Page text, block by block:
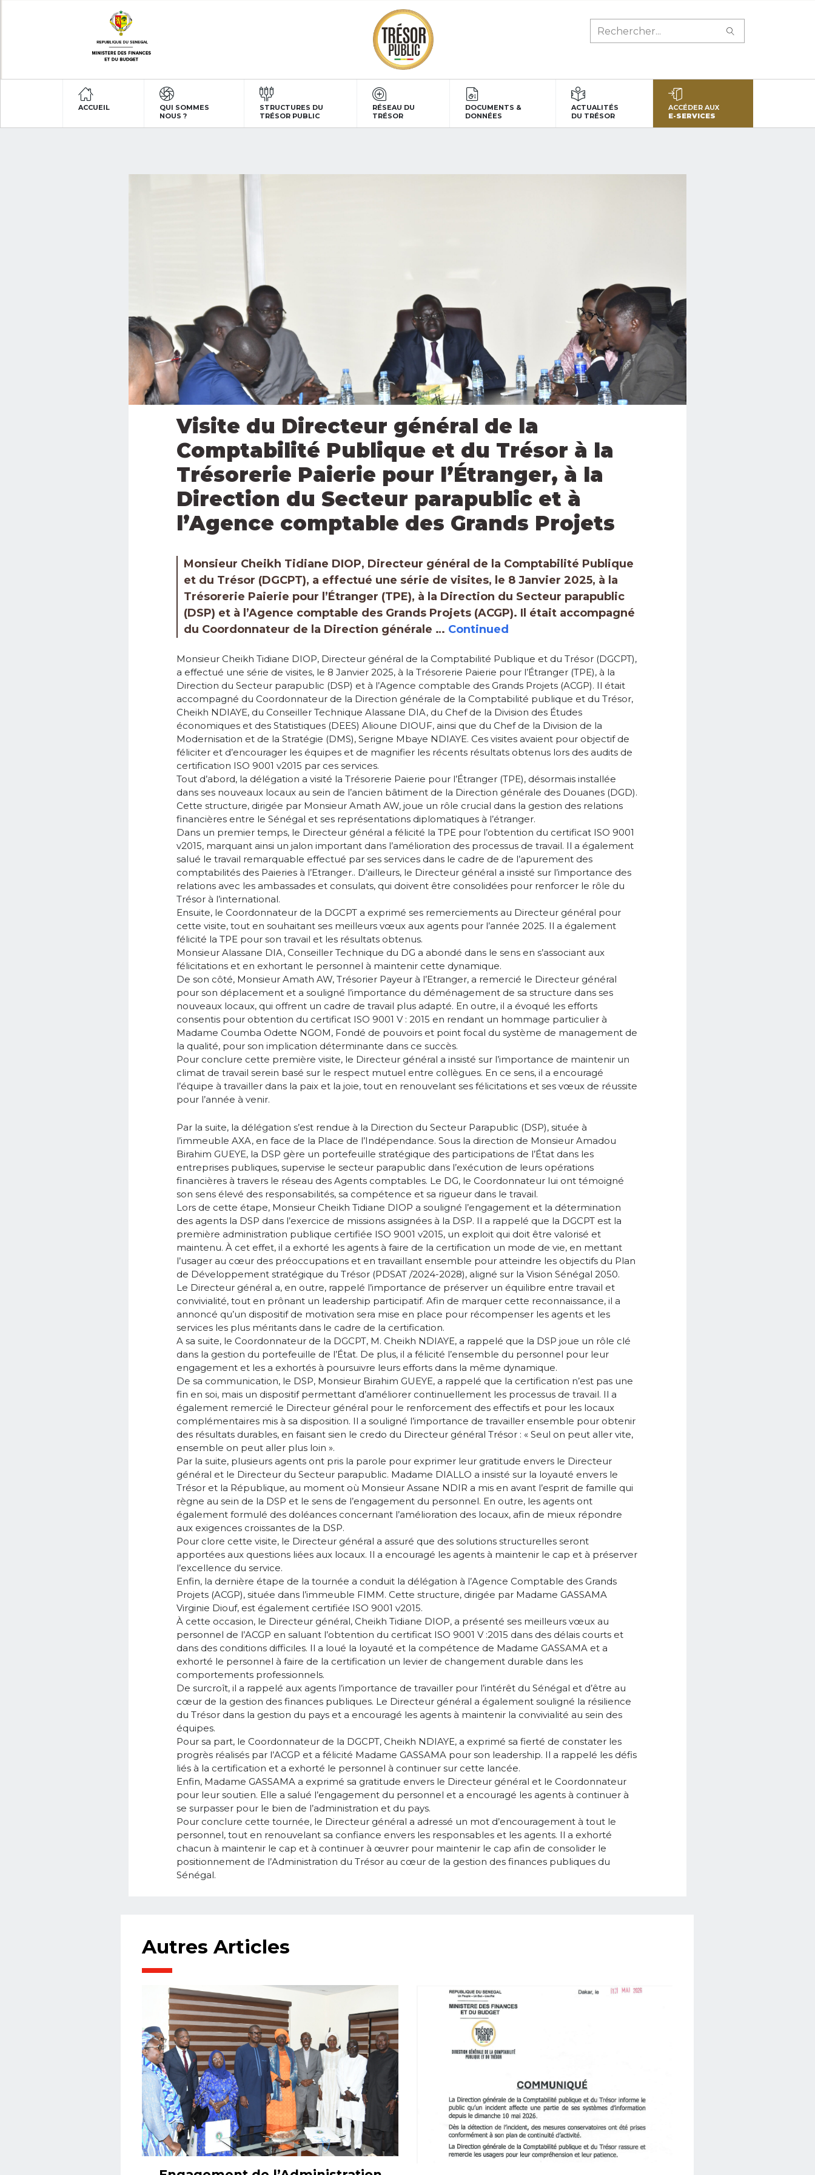
ACCUEIL
QUI SOMMES
NOUS ?
STRUCTURES DU
TRÉSOR PUBLIC
RÉSEAU DU
TRÉSOR
DOCUMENTS &
DONNÉES
ACTUALITÉS
DU TRÉSOR
ACCÉDER AUX
E-SERVICES
Visite du Directeur général de la
Comptabilité Publique et du Trésor à la
Trésorerie Paierie pour l’Étranger, à la
Direction du Secteur parapublic et à
l’Agence comptable des Grands Projets
Monsieur Cheikh Tidiane DIOP, Directeur général de la Comptabilité Publique
et du Trésor (DGCPT), a effectué une série de visites, le 8 Janvier 2025, à la
Trésorerie Paierie pour l’Étranger (TPE), à la Direction du Secteur parapublic
(DSP) et à l’Agence comptable des Grands Projets (ACGP). Il était accompagné
du Coordonnateur de la Direction générale … Continued
Monsieur Cheikh Tidiane DIOP, Directeur général de la Comptabilité Publique et du Trésor (DGCPT),
a effectué une série de visites, le 8 Janvier 2025, à la Trésorerie Paierie pour l’Étranger (TPE), à la
Direction du Secteur parapublic (DSP) et à l’Agence comptable des Grands Projets (ACGP). Il était
accompagné du Coordonnateur de la Direction générale de la Comptabilité publique et du Trésor,
Cheikh NDIAYE, du Conseiller Technique Alassane DIA, du Chef de la Division des Études
économiques et des Statistiques (DEES) Alioune DIOUF, ainsi que du Chef de la Division de la
Modernisation et de la Stratégie (DMS), Serigne Mbaye NDIAYE. Ces visites avaient pour objectif de
féliciter et d’encourager les équipes et de magnifier les récents résultats obtenus lors des audits de
certification ISO 9001 v2015 par ces services.
Tout d’abord, la délégation a visité la Trésorerie Paierie pour l’Étranger (TPE), désormais installée
dans ses nouveaux locaux au sein de l’ancien bâtiment de la Direction générale des Douanes (DGD).
Cette structure, dirigée par Monsieur Amath AW, joue un rôle crucial dans la gestion des relations
financières entre le Sénégal et ses représentations diplomatiques à l’étranger.
Dans un premier temps, le Directeur général a félicité la TPE pour l’obtention du certificat ISO 9001
v2015, marquant ainsi un jalon important dans l’amélioration des processus de travail. Il a également
salué le travail remarquable effectué par ses services dans le cadre de de l’apurement des
comptabilités des Paieries à l’Etranger.. D’ailleurs, le Directeur général a insisté sur l’importance des
relations avec les ambassades et consulats, qui doivent être consolidées pour renforcer le rôle du
Trésor à l’international.
Ensuite, le Coordonnateur de la DGCPT a exprimé ses remerciements au Directeur général pour
cette visite, tout en souhaitant ses meilleurs vœux aux agents pour l’année 2025. Il a également
félicité la TPE pour son travail et les résultats obtenus.
Monsieur Alassane DIA, Conseiller Technique du DG a abondé dans le sens en s’associant aux
félicitations et en exhortant le personnel à maintenir cette dynamique.
De son côté, Monsieur Amath AW, Trésorier Payeur à l’Etranger, a remercié le Directeur général
pour son déplacement et a souligné l’importance du déménagement de sa structure dans ses
nouveaux locaux, qui offrent un cadre de travail plus adapté. En outre, il a évoqué les efforts
consentis pour obtention du certificat ISO 9001 V : 2015 en rendant un hommage particulier à
Madame Coumba Odette NGOM, Fondé de pouvoirs et point focal du système de management de
la qualité, pour son implication déterminante dans ce succès.
Pour conclure cette première visite, le Directeur général a insisté sur l’importance de maintenir un
climat de travail serein basé sur le respect mutuel entre collègues. En ce sens, il a encouragé
l’équipe à travailler dans la paix et la joie, tout en renouvelant ses félicitations et ses vœux de réussite
pour l’année à venir.
Par la suite, la délégation s’est rendue à la Direction du Secteur Parapublic (DSP), située à
l’immeuble AXA, en face de la Place de l’Indépendance. Sous la direction de Monsieur Amadou
Birahim GUEYE, la DSP gère un portefeuille stratégique des participations de l’État dans les
entreprises publiques, supervise le secteur parapublic dans l’exécution de leurs opérations
financières à travers le réseau des Agents comptables. Le DG, le Coordonnateur lui ont témoigné
son sens élevé des responsabilités, sa compétence et sa rigueur dans le travail.
Lors de cette étape, Monsieur Cheikh Tidiane DIOP a souligné l’engagement et la détermination
des agents la DSP dans l’exercice de missions assignées à la DSP. Il a rappelé que la DGCPT est la
première administration publique certifiée ISO 9001 v2015, un exploit qui doit être valorisé et
maintenu. À cet effet, il a exhorté les agents à faire de la certification un mode de vie, en mettant
l’usager au cœur des préoccupations et en travaillant ensemble pour atteindre les objectifs du Plan
de Développement stratégique du Trésor (PDSAT /2024-2028), aligné sur la Vision Sénégal 2050.
Le Directeur général a, en outre, rappelé l’importance de préserver un équilibre entre travail et
convivialité, tout en prônant un leadership participatif. Afin de marquer cette reconnaissance, il a
annoncé qu’un dispositif de motivation sera mise en place pour récompenser les agents et les
services les plus méritants dans le cadre de la certification.
A sa suite, le Coordonnateur de la DGCPT, M. Cheikh NDIAYE, a rappelé que la DSP joue un rôle clé
dans la gestion du portefeuille de l’État. De plus, il a félicité l’ensemble du personnel pour leur
engagement et les a exhortés à poursuivre leurs efforts dans la même dynamique.
De sa communication, le DSP, Monsieur Birahim GUEYE, a rappelé que la certification n’est pas une
fin en soi, mais un dispositif permettant d’améliorer continuellement les processus de travail. Il a
également remercié le Directeur général pour le renforcement des effectifs et pour les locaux
complémentaires mis à sa disposition. Il a souligné l’importance de travailler ensemble pour obtenir
des résultats durables, en faisant sien le credo du Directeur général Trésor : « Seul on peut aller vite,
ensemble on peut aller plus loin ».
Par la suite, plusieurs agents ont pris la parole pour exprimer leur gratitude envers le Directeur
général et le Directeur du Secteur parapublic. Madame DIALLO a insisté sur la loyauté envers le
Trésor et la République, au moment où Monsieur Assane NDIR a mis en avant l’esprit de famille qui
règne au sein de la DSP et le sens de l’engagement du personnel. En outre, les agents ont
également formulé des doléances concernant l’amélioration des locaux, afin de mieux répondre
aux exigences croissantes de la DSP.
Pour clore cette visite, le Directeur général a assuré que des solutions structurelles seront
apportées aux questions liées aux locaux. Il a encouragé les agents à maintenir le cap et à préserver
l’excellence du service.
Enfin, la dernière étape de la tournée a conduit la délégation à l’Agence Comptable des Grands
Projets (ACGP), située dans l’immeuble FIMM. Cette structure, dirigée par Madame GASSAMA
Virginie Diouf, est également certifiée ISO 9001 v2015.
À cette occasion, le Directeur général, Cheikh Tidiane DIOP, a présenté ses meilleurs vœux au
personnel de l’ACGP en saluant l’obtention du certificat ISO 9001 V :2015 dans des délais courts et
dans des conditions difficiles. Il a loué la loyauté et la compétence de Madame GASSAMA et a
exhorté le personnel à faire de la certification un levier de changement durable dans les
comportements professionnels.
De surcroît, il a rappelé aux agents l’importance de travailler pour l’intérêt du Sénégal et d’être au
cœur de la gestion des finances publiques. Le Directeur général a également souligné la résilience
du Trésor dans la gestion du pays et a encouragé les agents à maintenir la convivialité au sein des
équipes.
Pour sa part, le Coordonnateur de la DGCPT, Cheikh NDIAYE, a exprimé sa fierté de constater les
progrès réalisés par l’ACGP et a félicité Madame GASSAMA pour son leadership. Il a rappelé les défis
liés à la certification et a exhorté le personnel à continuer sur cette lancée.
Enfin, Madame GASSAMA a exprimé sa gratitude envers le Directeur général et le Coordonnateur
pour leur soutien. Elle a salué l’engagement du personnel et a encouragé les agents à continuer à
se surpasser pour le bien de l’administration et du pays.
Pour conclure cette tournée, le Directeur général a adressé un mot d’encouragement à tout le
personnel, tout en renouvelant sa confiance envers les responsables et les agents. Il a exhorté
chacun à maintenir le cap et à continuer à œuvrer pour maintenir le cap afin de consolider le
positionnement de l’Administration du Trésor au cœur de la gestion des finances publiques du
Sénégal.
Autres Articles